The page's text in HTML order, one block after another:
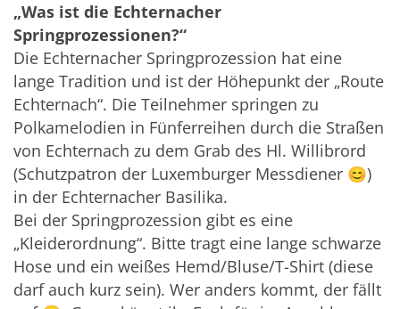
„Was ist die Echternacher
Springprozessionen?“
Die Echternacher Springprozession hat eine
lange Tradition und ist der Höhepunkt der „Route
Echternach“. Die Teilnehmer springen zu
Polkamelodien in Fünferreihen durch die Straßen
von Echternach zu dem Grab des Hl. Willibrord
(Schutzpatron der Luxemburger Messdiener 😊)
in der Echternacher Basilika.
Bei der Springprozession gibt es eine
„Kleiderordnung“. Bitte tragt eine lange schwarze
Hose und ein weißes Hemd/Bluse/T-Shirt (diese
darf auch kurz sein). Wer anders kommt, der fällt